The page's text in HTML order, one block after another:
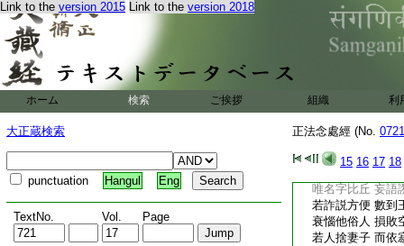
Link to the version 2015 Link to the version 2018
ホーム 検索 ご挨拶 組織 利
大正蔵検索
punctuation Hangul Eng
TextNo. Vol. Page
正法念處經 (No.
15 16 17 18
名善
婆羅門
常樂行聚落 憙數
愚癡誑自他 11
好處阿蘭若 非其
離欲人能止
若憙多言語 愛樂
不向涅槃城 不生
唯名字比丘 妄語
若詐説方便 數到
衰惱他俗人 損敗
若人捨妻子 而依